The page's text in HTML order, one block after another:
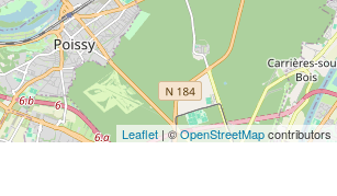
Leaflet | ©OpenStreetMapcontributors